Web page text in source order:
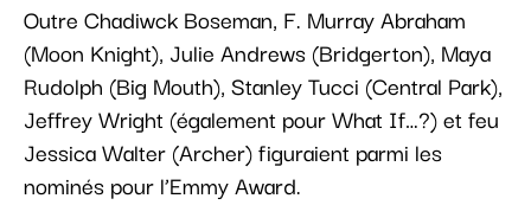
Outre Chadiwck Boseman, F. Murray Abraham
(Moon Knight), Julie Andrews (Bridgerton), Maya
Rudolph (Big Mouth), Stanley Tucci (Central Park),
Jeffrey Wright (également pour What If…?) et feu
Jessica Walter (Archer) figuraient parmi les
nominés pour l’Emmy Award.